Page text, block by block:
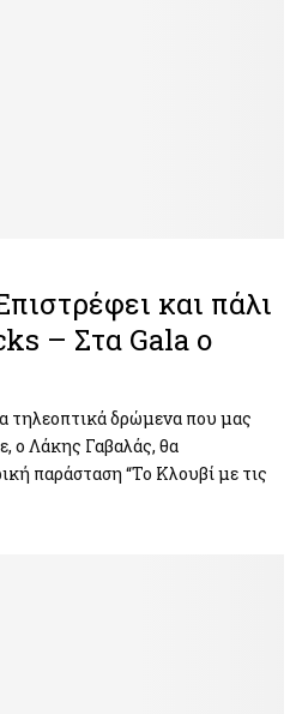
και πάλι
– Στα Gala ο
τηλεοπτικά δρώμενα που μας
ο Λάκης Γαβαλάς, θα
παράσταση “Το Κλουβί με τις